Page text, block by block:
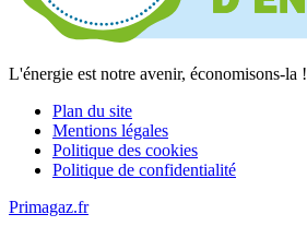
L'énergie est notre avenir, économisons-la !
Plan du site
Mentions légales
Politique des cookies
Politique de confidentialité
Primagaz.fr